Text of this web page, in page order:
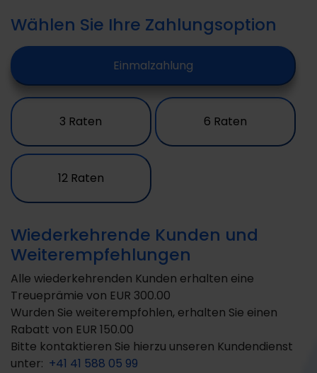
Wählen Sie Ihre Zahlungsoption
Einmalzahlung
3 Raten 6 Raten
12 Raten
Wiederkehrende Kunden und
Weiterempfehlungen
Alle wiederkehrenden Kunden erhalten eine
Treueprämie von EUR 300.00
Wurden Sie weiterempfohlen, erhalten Sie einen
Rabatt von EUR 150.00
Bitte kontaktieren Sie hierzu unseren Kundendienst
unter: +41 41 588 05 99